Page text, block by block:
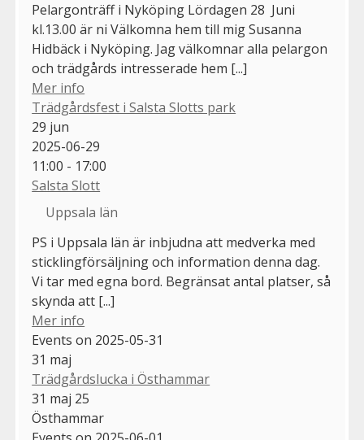
Pelargonträff i Nyköping Lördagen 28 Juni
kl.13.00 är ni Välkomna hem till mig Susanna
Hidbäck i Nyköping. Jag välkomnar alla pelargon
och trädgårds intresserade hem [...]
Mer info
Trädgårdsfest i Salsta Slotts park
29 jun
2025-06-29
11:00 - 17:00
Salsta Slott
Uppsala län
PS i Uppsala län är inbjudna att medverka med
sticklingförsäljning och information denna dag.
Vi tar med egna bord. Begränsat antal platser, så
skynda att [...]
Mer info
Events on 2025-05-31
31 maj
Trädgårdslucka i Östhammar
31 maj 25
Östhammar